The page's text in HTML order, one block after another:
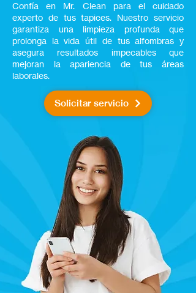
Confía en Mr. Clean para el cuidado
experto de tus tapices. Nuestro servicio
garantiza una limpieza profunda que
prolonga la vida útil de tus alfombras y
asegura resultados impecables que
mejoran la apariencia de tus áreas
laborales.
Solicitar servicio